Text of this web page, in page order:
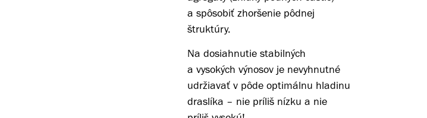
a spôsobiť zhoršenie pôdnej
štruktúry.
Na dosiahnutie stabilných
a vysokých výnosov je nevyhnutné
udržiavať v pôde optimálnu hladinu
draslíka – nie príliš nízku a nie